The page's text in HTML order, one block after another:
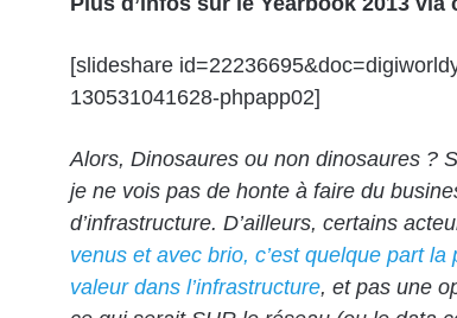
[slideshare
130531041628-phpapp02]
Alors, Dinosaures ou non dinosaures ?
je ne vois pas de honte à faire du
d’infrastructure. D’ailleurs, certains
venus et avec brio, c’est quelque part la
valeur dans l’infrastructure, et pas une